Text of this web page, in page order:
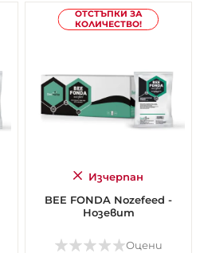
ОТСТЪПКИ ЗА
КОЛИЧЕСТВО!
Изчерпан
BEE FONDA Nozefeed -
Нозевит
Оцени